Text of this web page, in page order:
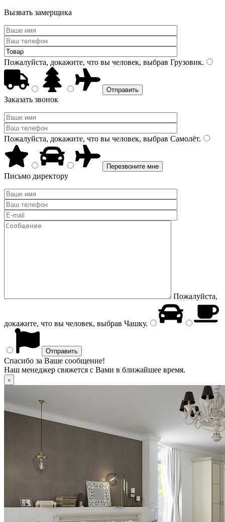
Вызвать замерщика
Пожалуйста, докажите, что вы человек, выбрав Грузовик.
Заказать звонок
Пожалуйста, докажите, что вы человек, выбрав Самолёт.
Письмо директору
Пожалуйста,
докажите, что вы человек, выбрав Чашку.
Спасибо за Ваше сообщение!
Наш менеджер свяжется с Вами в ближайшее время.